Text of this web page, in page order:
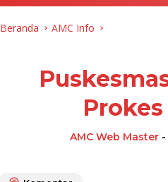
Beranda AMC Info
AMC Web Master-